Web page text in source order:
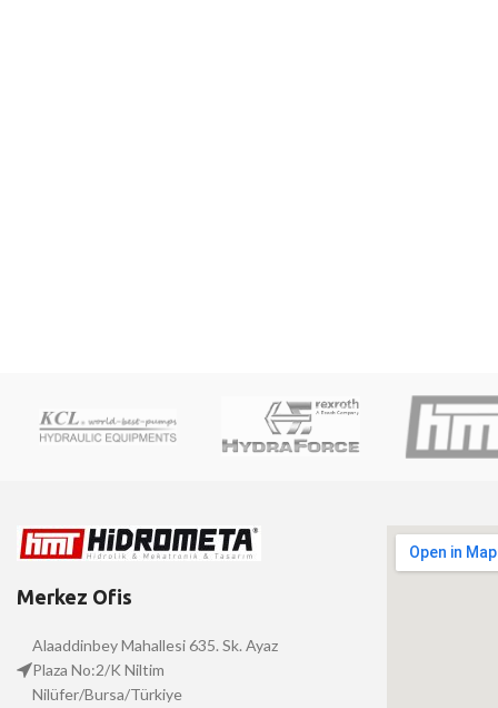
Merkez Ofis
Alaaddinbey Mahallesi 635. Sk. Ayaz
Plaza No:2/K Niltim
Nilüfer/Bursa/Türkiye